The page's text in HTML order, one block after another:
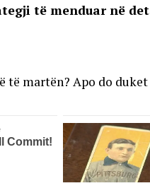
të menduar në
të martën? Apo do